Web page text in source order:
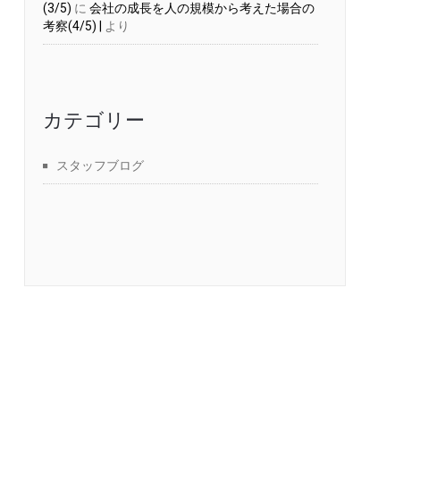
(3/5) に 会社の成長を人の規模から考えた場合の
考察(4/5) |
より
カテゴリー
スタッフブログ